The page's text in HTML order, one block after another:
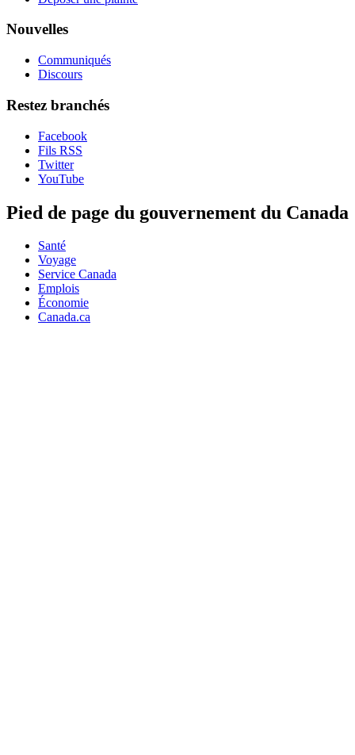
Nouvelles
Communiqués
Discours
Restez branchés
Facebook
Fils RSS
Twitter
YouTube
Pied de page du gouvernement du Canada
Santé
Voyage
Service Canada
Emplois
Économie
Canada.ca